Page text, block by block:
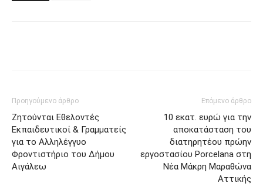
Προηγούμενο άρθρο
Ζητούνται Εθελοντές
Εκπαιδευτικοί & Γραμματείς
για το Αλληλέγγυο
Φροντιστήριο του Δήμου
Αιγάλεω
Επόμενο άρθρο
10 εκατ. ευρώ για την
αποκατάσταση του
διατηρητέου πρώην
εργοστασίου Porcelana στη
Νέα Μάκρη Μαραθώνα
Αττικής